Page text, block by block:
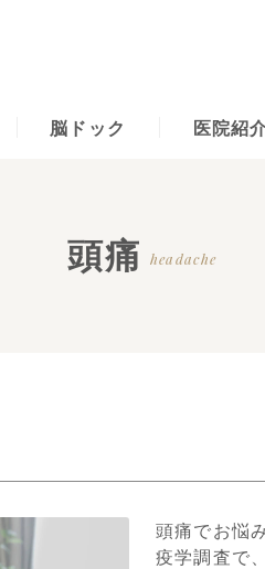
脳ドック 医院紹
頭痛 headache
頭痛でお悩
疫学調査で